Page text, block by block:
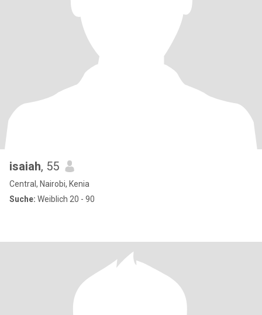
isaiah, 55
Central, Nairobi, Kenia
Suche: Weiblich 20 - 90